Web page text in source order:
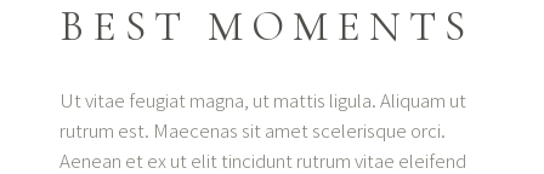
BEST MOMENTS
Ut vitae feugiat magna, ut mattis ligula. Aliquam ut
rutrum est. Maecenas sit amet scelerisque orci.
Aenean et ex ut elit tincidunt rutrum vitae eleifend